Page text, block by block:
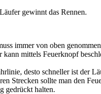
gewinnt das Rennen.
immer von oben
kann mittels Feuerknopf
desto schneller ist der
Strecken sollte man den
gedrückt halten.